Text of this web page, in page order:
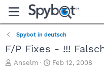
Spybot in deutsch
F/P Fixes - !!!
T
Anselm
S
Feb 12, 2008